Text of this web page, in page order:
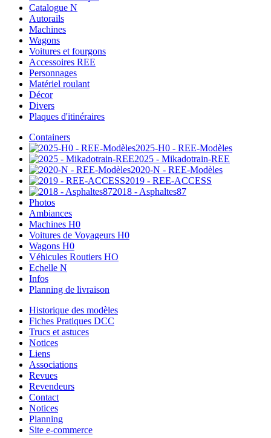
Catalogue N
Autorails
Machines
Wagons
Voitures et fourgons
Accessoires REE
Personnages
Matériel roulant
Décor
Divers
Plaques d'itinéraires
Containers
2025-H0 - REE-Modèles
2025 - Mikadotrain-REE
2020-N - REE-Modèles
2019 - REE-ACCESS
2018 - Asphaltes87
Photos
Ambiances
Machines H0
Voitures de Voyageurs H0
Wagons H0
Véhicules Routiers HO
Echelle N
Infos
Planning de livraison
Historique des modèles
Fiches Pratiques DCC
Trucs et astuces
Notices
Liens
Associations
Revues
Revendeurs
Contact
Notices
Planning
Site e-commerce